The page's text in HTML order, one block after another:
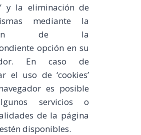
y la eliminación de
mediante la
de la
opción en su
En caso de
el uso de ‘cookies’
es posible
servicios o
de la página
disponibles.